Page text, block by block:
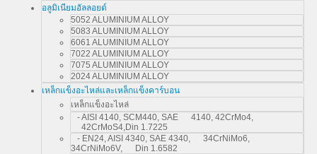
อลูมิเนียมอัลลอยด์
5052 ALUMINIUM ALLOY
5083 ALUMINIUM ALLOY
6061 ALUMINIUM ALLOY
7022 ALUMINIUM ALLOY
7075 ALUMINIUM ALLOY
2024 ALUMINIUM ALLOY
เหล็กแข็งอะไหล่และเหล็กแข็งคาร์บอน
เหล็กแข็งอะไหล่
- AISI 4140, SCM440, SAE 4140, 42CrMo4,
42CrMoS4,Din 1.7225
- EN24, AISI 4340, SAE 4340, 34CrNiMo6,
34CrNiMo6V, Din 1.6582